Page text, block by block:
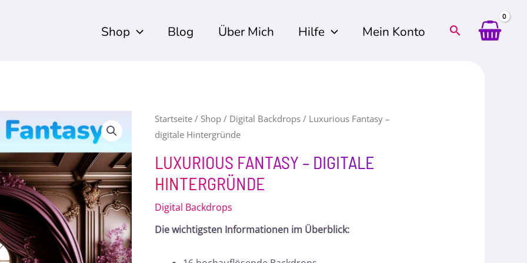
Shop Blog Über Mich Hilfe Mein Konto
Startseite / Shop / Digital Backdrops / Luxurious Fantasy –
digitale Hintergründe
LUXURIOUS FANTASY – DIGITALE
HINTERGRÜNDE
Digital Backdrops
Die wichtigsten Informationen im Überblick:
Luxurious
Fantasy
digitale
Hintergründe
Menge